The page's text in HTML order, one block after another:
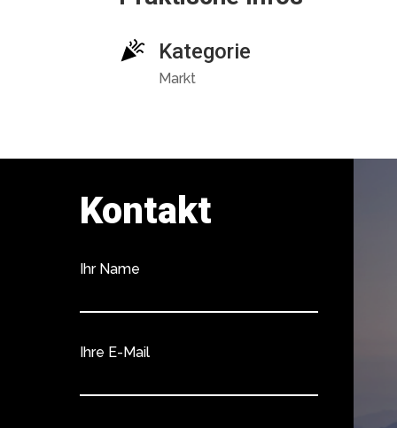
Kategorie
Markt
Kontakt
Ihr Name
Ihre E-Mail